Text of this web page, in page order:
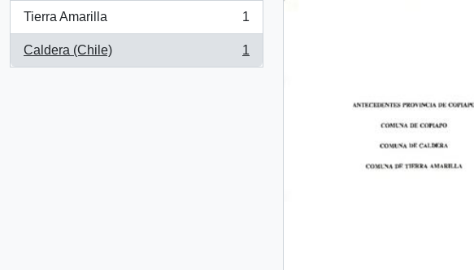
Tierra Amarilla
, 1 results
1
Caldera (Chile)
, 1 results
1